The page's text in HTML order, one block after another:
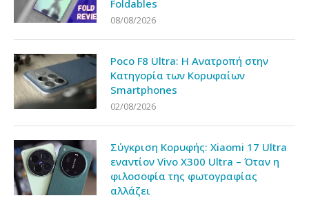
Foldables
08/08/2026
Poco F8 Ultra: Η Ανατροπή στην
Κατηγορία των Κορυφαίων
Smartphones
02/08/2026
Σύγκριση Κορυφής: Xiaomi 17 Ultra
εναντίον Vivo X300 Ultra – Όταν η
φιλοσοφία της φωτογραφίας
αλλάζει